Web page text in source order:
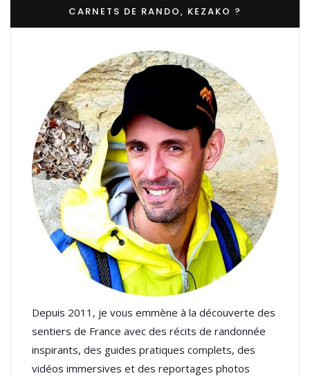
CARNETS DE RANDO, KEZAKO ?
Depuis 2011, je vous emmène à la découverte des
sentiers de France avec des récits de randonnée
inspirants, des guides pratiques complets, des
vidéos immersives et des reportages photos